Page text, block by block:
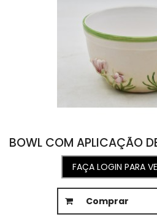
FAÇA LOGIN PARA
Comprar